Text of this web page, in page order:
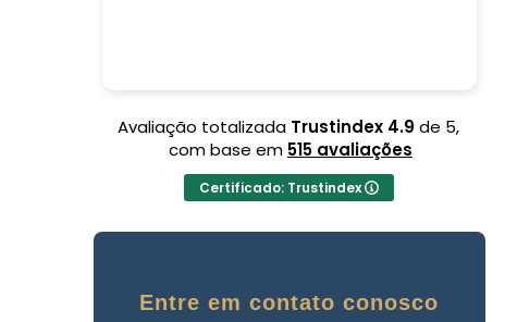
Avaliação totalizada Trustindex 4.9 de 5,
com base em 515 avaliações
Certificado: Trustindex
Entre em contato conosco